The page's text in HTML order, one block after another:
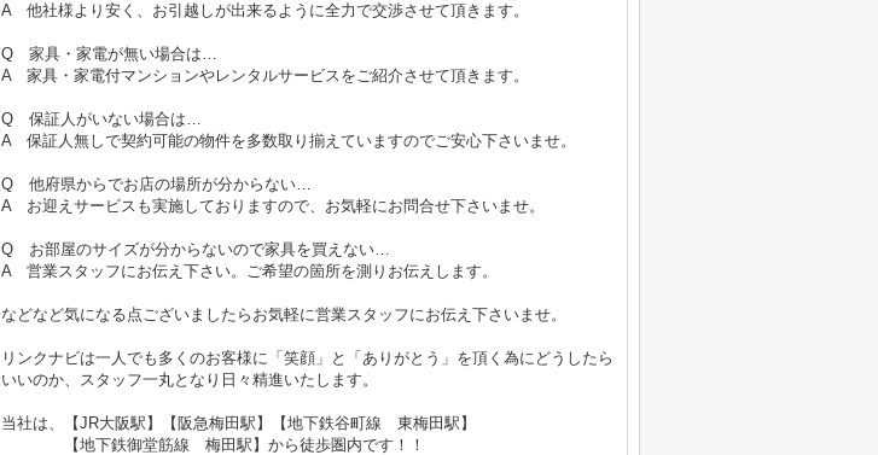
A 他社様より安く、お引越しが出来るように全力で交渉させて頂きます。
Q 家具・家電が無い場合は…
A 家具・家電付マンションやレンタルサービスをご紹介させて頂きます。
Q 保証人がいない場合は…
A 保証人無しで契約可能の物件を多数取り揃えていますのでご安心下さいませ。
Q 他府県からでお店の場所が分からない…
A お迎えサービスも実施しておりますので、お気軽にお問合せ下さいませ。
Q お部屋のサイズが分からないので家具を買えない…
A 営業スタッフにお伝え下さい。ご希望の箇所を測りお伝えします。
などなど気になる点ございましたらお気軽に営業スタッフにお伝え下さいませ。
リンクナビは一人でも多くのお客様に「笑顔」と「ありがとう」を頂く為にどうしたら
いいのか、スタッフ一丸となり日々精進いたします。
当社は、【JR大阪駅】【阪急梅田駅】【地下鉄谷町線 東梅田駅】
【地下鉄御堂筋線 梅田駅】から徒歩圏内です！！